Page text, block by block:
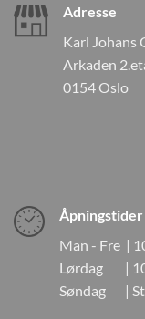
Adresse
Karl Johans
Arkaden
0154 Oslo
Åpningstider
Man - Fre |
Lørdag |
Søndag |